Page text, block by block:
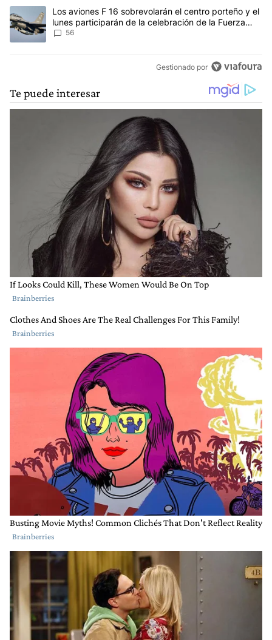
Un artículo de tendencia con el título "Los aviones F 16
Los aviones F 16 sobrevolarán el centro porteño y el
lunes participarán de la celebración de la Fuerza
Aérea
56
Gestionado por